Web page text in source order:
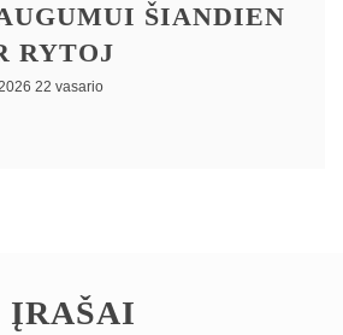
ŠIANDIEN
RYTOJ
22 vasario
ĮRAŠAI